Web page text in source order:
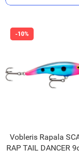
Vobleris Rapala
RAP TAIL DANCER